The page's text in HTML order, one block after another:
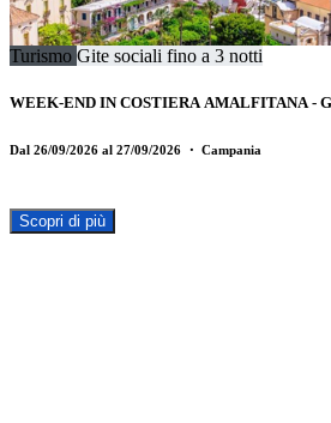
Turismo Gite sociali fino a 3 notti
WEEK-END IN COSTIERA AMALFITANA -
Dal 26/09/2026 al 27/09/2026 ・ Campania
Scopri di più